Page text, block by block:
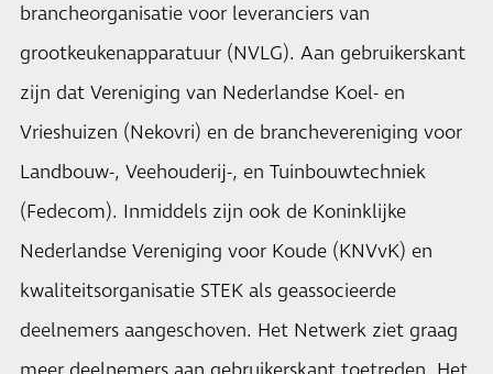
brancheorganisatie voor leveranciers van
grootkeukenapparatuur (NVLG). Aan gebruikerskant
zijn dat Vereniging van Nederlandse Koel- en
Vrieshuizen (Nekovri) en de branchevereniging voor
Landbouw-, Veehouderij-, en Tuinbouwtechniek
(Fedecom). Inmiddels zijn ook de Koninklijke
Nederlandse Vereniging voor Koude (KNVvK) en
kwaliteitsorganisatie STEK als geassocieerde
deelnemers aangeschoven. Het Netwerk ziet graag